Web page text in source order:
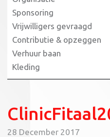
Sponsoring
Vrijwilligers gevraagd
Contributie & opzeggen
Verhuur baan
Kleding
28 December 2017